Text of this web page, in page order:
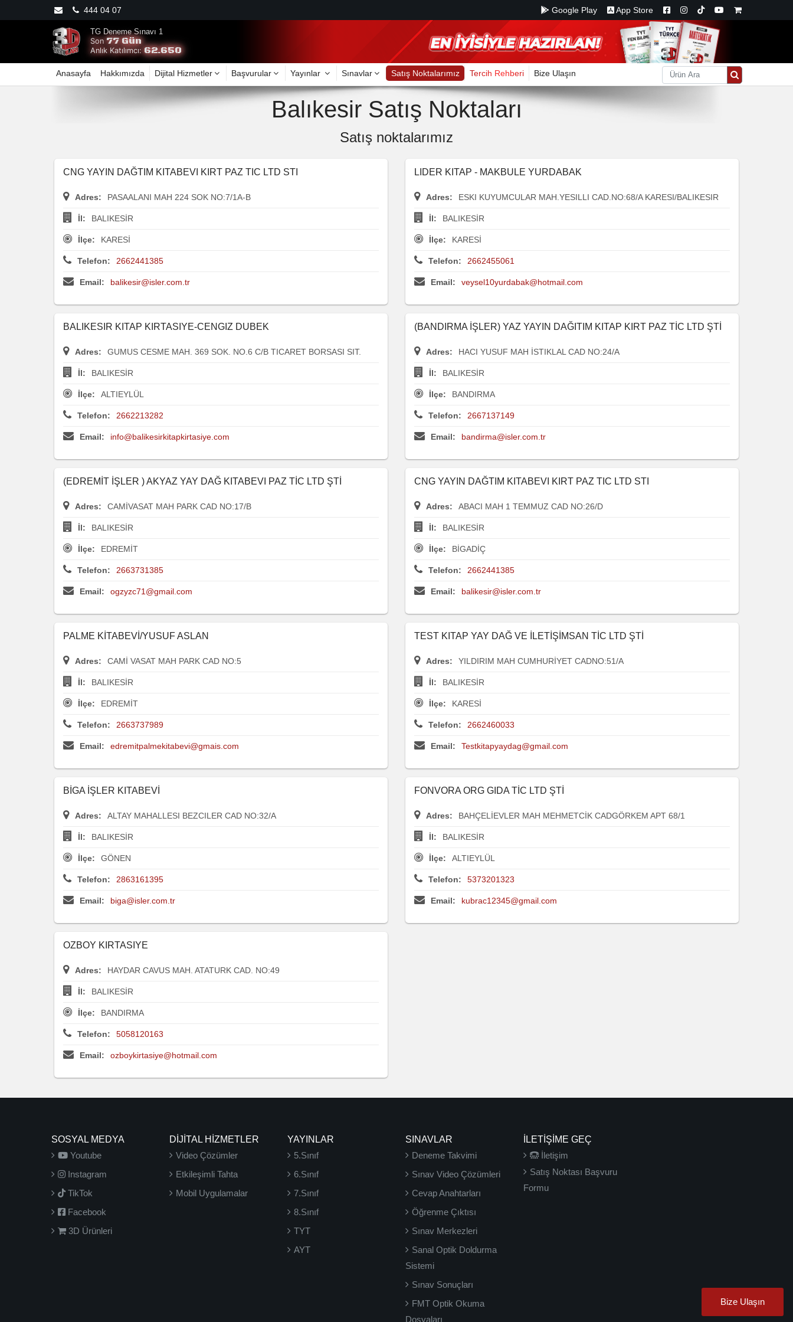
444 04 07 Google Play App Store
TG Deneme Sınavı 1
Son 77 Gün
Anlık Katılımcı:62.650
Anasayfa Hakkımızda Dijital Hizmetler Başvurular Yayınlar Sınavlar Satış Noktalarımız Tercih Rehberi Bize Ulaşın
Balıkesir Satış Noktaları
Satış noktalarımız
CNG YAYIN DAĞTIM KITABEVI KIRT PAZ TIC LTD STI
Adres: PASAALANI MAH 224 SOK NO:7/1A-B
İl: BALIKESİR
İlçe: KARESİ
Telefon: 2662441385
Email: balikesir@isler.com.tr
LIDER KITAP - MAKBULE YURDABAK
Adres: ESKI KUYUMCULAR MAH.YESILLI CAD.NO:68/A KARESI/BALIKESIR
İl: BALIKESİR
İlçe: KARESİ
Telefon: 2662455061
Email: veysel10yurdabak@hotmail.com
BALIKESIR KITAP KIRTASIYE-CENGIZ DUBEK
Adres: GUMUS CESME MAH. 369 SOK. NO.6 C/B TICARET BORSASI SIT.
İl: BALIKESİR
İlçe: ALTIEYLÜL
Telefon: 2662213282
Email: info@balikesirkitapkirtasiye.com
(BANDIRMA İŞLER) YAZ YAYIN DAĞITIM KITAP KIRT PAZ TİC LTD ŞTİ
Adres: HACI YUSUF MAH İSTIKLAL CAD NO:24/A
İl: BALIKESİR
İlçe: BANDIRMA
Telefon: 2667137149
Email: bandirma@isler.com.tr
(EDREMİT İŞLER ) AKYAZ YAY DAĞ KITABEVI PAZ TİC LTD ŞTİ
Adres: CAMİVASAT MAH PARK CAD NO:17/B
İl: BALIKESİR
İlçe: EDREMİT
Telefon: 2663731385
Email: ogzyzc71@gmail.com
CNG YAYIN DAĞTIM KITABEVI KIRT PAZ TIC LTD STI
Adres: ABACI MAH 1 TEMMUZ CAD NO:26/D
İl: BALIKESİR
İlçe: BİGADİÇ
Telefon: 2662441385
Email: balikesir@isler.com.tr
PALME KİTABEVİ/YUSUF ASLAN
Adres: CAMİ VASAT MAH PARK CAD NO:5
İl: BALIKESİR
İlçe: EDREMİT
Telefon: 2663737989
Email: edremitpalmekitabevi@gmais.com
TEST KITAP YAY DAĞ VE İLETİŞİMSAN TİC LTD ŞTİ
Adres: YILDIRIM MAH CUMHURİYET CADNO:51/A
İl: BALIKESİR
İlçe: KARESİ
Telefon: 2662460033
Email: Testkitapyaydag@gmail.com
BİGA İŞLER KITABEVİ
Adres: ALTAY MAHALLESI BEZCILER CAD NO:32/A
İl: BALIKESİR
İlçe: GÖNEN
Telefon: 2863161395
Email: biga@isler.com.tr
FONVORA ORG GIDA TİC LTD ŞTİ
Adres: BAHÇELİEVLER MAH MEHMETCİK CADGÖRKEM APT 68/1
İl: BALIKESİR
İlçe: ALTIEYLÜL
Telefon: 5373201323
Email: kubrac12345@gmail.com
OZBOY KIRTASIYE
Adres: HAYDAR CAVUS MAH. ATATURK CAD. NO:49
İl: BALIKESİR
İlçe: BANDIRMA
Telefon: 5058120163
Email: ozboykirtasiye@hotmail.com
SOSYAL MEDYA
Youtube
Instagram
TikTok
Facebook
3D Ürünleri
DİJİTAL HİZMETLER
Video Çözümler
Etkileşimli Tahta
Mobil Uygulamalar
YAYINLAR
5.Sınıf
6.Sınıf
7.Sınıf
8.Sınıf
TYT
AYT
SINAVLAR
Deneme Takvimi
Sınav Video Çözümleri
Cevap Anahtarları
Öğrenme Çıktısı
Sınav Merkezleri
Sanal Optik Doldurma
Sistemi
Sınav Sonuçları
FMT Optik Okuma
Dosyaları
İLETIŞIME GEÇ
İletişim
Satış Noktası Başvuru
Formu
Bize Ulaşın